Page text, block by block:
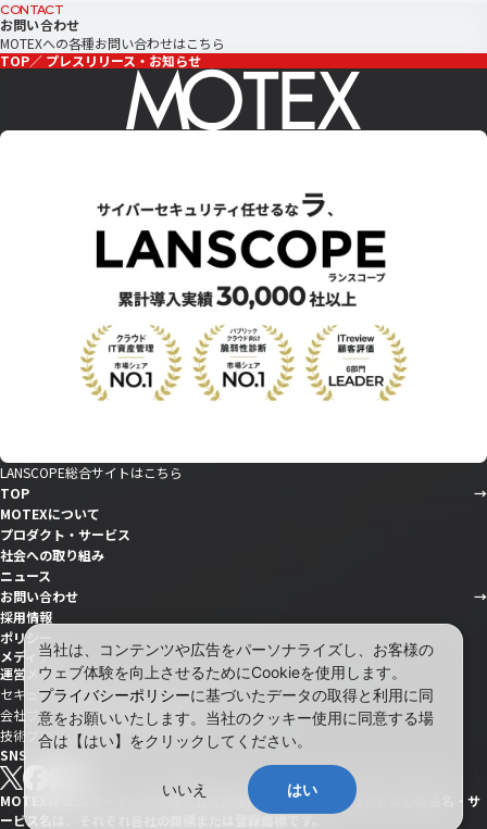
CONTACT
お問い合わせ
MOTEXへの各種お問い合わせはこちら
TOP
プレスリリース・お知らせ
LANSCOPE総合サイトはこちら
TOP
MOTEXについて
プロダクト・サービス
社会への取り組み
ニュース
お問い合わせ
採用情報
ポリシー
メディア
運営メディア
セキュリティ情報サイト「wiz LANCOPE」
会社ブログ「MOTEX公式note」
技術ブログ「MOTEX TECH BLOG」
SNS
MOTEXは エムオーテックス株式会社の略称です。記載の会社名および製品名・サ
ービス名は、それぞれ各社の商標または登録商標です。
当社は、コンテンツや広告をパーソナライズし、お客様の
ウェブ体験を向上させるためにCookieを使用します。
プライバシーポリシーに基づいたデータの取得と利用に同
意をお願いいたします。当社のクッキー使用に同意する場
合は【はい】をクリックしてください。
いいえ はい